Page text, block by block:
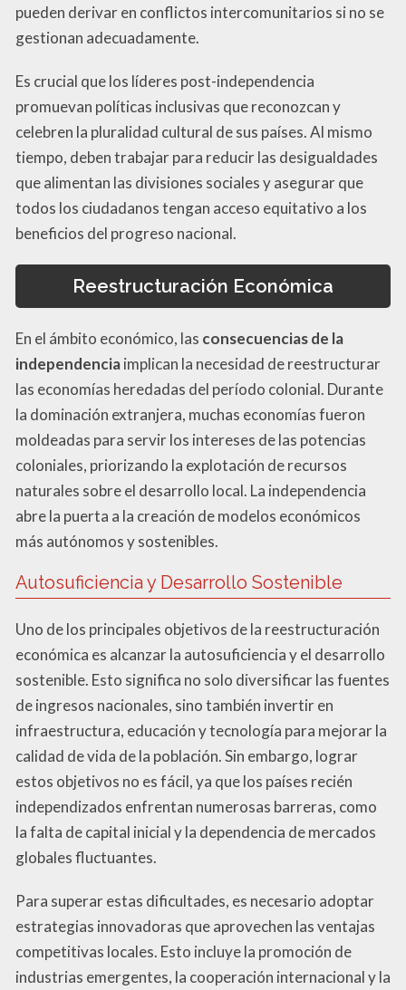
pueden derivar en conflictos intercomunitarios si no se
gestionan adecuadamente.
Es crucial que los líderes post-independencia
promuevan políticas inclusivas que reconozcan y
celebren la pluralidad cultural de sus países. Al mismo
tiempo, deben trabajar para reducir las desigualdades
que alimentan las divisiones sociales y asegurar que
todos los ciudadanos tengan acceso equitativo a los
beneficios del progreso nacional.
Reestructuración Económica
En el ámbito económico, las consecuencias de la
independenciaimplican la necesidad de reestructurar
las economías heredadas del período colonial. Durante
la dominación extranjera, muchas economías fueron
moldeadas para servir los intereses de las potencias
coloniales, priorizando la explotación de recursos
naturales sobre el desarrollo local. La independencia
abre la puerta a la creación de modelos económicos
más autónomos y sostenibles.
Autosuficiencia y Desarrollo Sostenible
Uno de los principales objetivos de la reestructuración
económica es alcanzar la autosuficiencia y el desarrollo
sostenible. Esto significa no solo diversificar las fuentes
de ingresos nacionales, sino también invertir en
infraestructura, educación y tecnología para mejorar la
calidad de vida de la población. Sin embargo, lograr
estos objetivos no es fácil, ya que los países recién
independizados enfrentan numerosas barreras, como
la falta de capital inicial y la dependencia de mercados
globales fluctuantes.
Para superar estas dificultades, es necesario adoptar
estrategias innovadoras que aprovechen las ventajas
competitivas locales. Esto incluye la promoción de
industrias emergentes, la cooperación internacional y la